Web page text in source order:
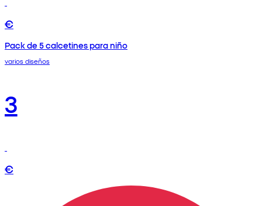
€
Pack de 5 calcetines para niño
varios diseños
3
€